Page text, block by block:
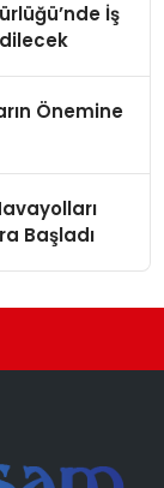
İş
Önemine
Başladı